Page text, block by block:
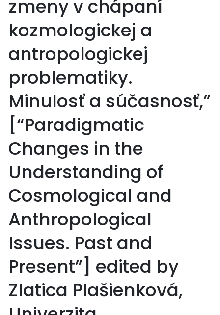
zmeny v chápaní
kozmologickej a
antropologickej
problematiky.
Minulosť a súčasnosť,”
[“Paradigmatic
Changes in the
Understanding of
Cosmological and
Anthropological
Issues. Past and
Present”] edited by
Zlatica Plašienková,